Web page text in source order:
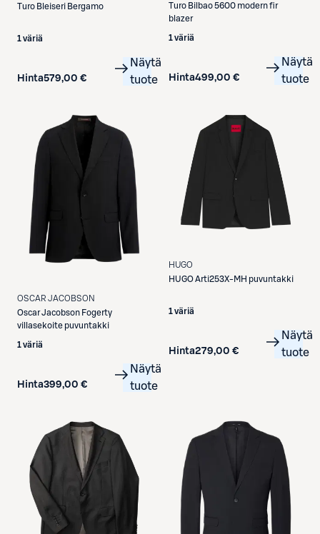
Turo Bleiseri Bergamo
1 väriä
Hinta579,00 €
Näytä
tuote
Turo Bilbao 5600 modern fir
blazer
1 väriä
Hinta499,00 €
Näytä
tuote
OSCAR JACOBSON
Oscar Jacobson Fogerty
villasekoite puvuntakki
1 väriä
Hinta399,00 €
Näytä
tuote
HUGO
HUGOArti253X-MH puvuntakki
1 väriä
Hinta279,00 €
Näytä
tuote